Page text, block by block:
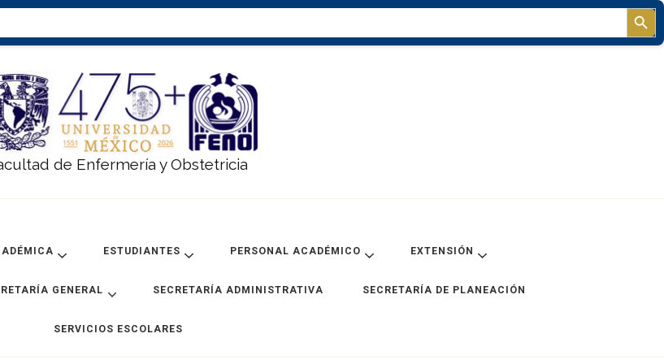
de Enfermería y Obstetricia
ESTUDIANTES PERSONAL ACADÉMICO EXTENSIÓN
GENERAL SECRETARÍA ADMINISTRATIVA SECRETARÍA DE PLANEACIÓN
SERVICIOS ESCOLARES